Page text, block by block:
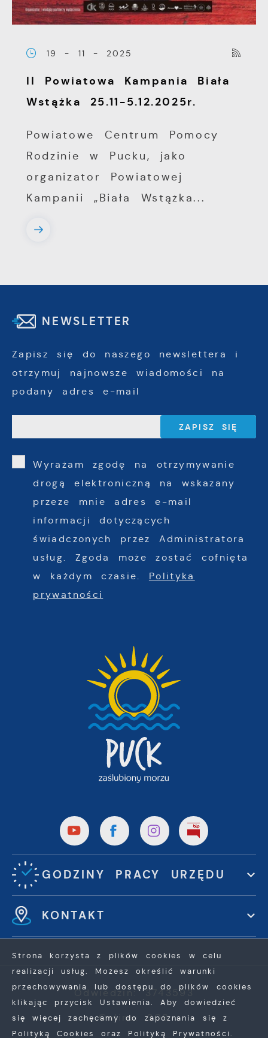
19 - 11 - 2025
II Powiatowa Kampania Biała
Wstążka 25.11-5.12.2025r.
Powiatowe Centrum Pomocy
Rodzinie w Pucku, jako
organizator Powiatowej
Kampanii „Biała Wstążka...
NEWSLETTER
Zapisz się do naszego newslettera i
otrzymuj najnowsze wiadomości na
podany adres e-mail
Wyrażam zgodę na otrzymywanie
drogą elektroniczną na wskazany
przeze mnie adres e-mail
informacji dotyczących
świadczonych przez Administratora
usług. Zgoda może zostać cofnięta
w każdym czasie. Polityka
prywatności
GODZINY PRACY URZĘDU
KONTAKT
Odwiedzin: 3743593
Online: 308
Strona korzysta z plików cookies w celu
realizacji usług. Możesz określić warunki
przechowywania lub dostępu do plików cookies
klikając przycisk Ustawienia. Aby dowiedzieć
się więcej zachęcamy do zapoznania się z
Polityką Cookies oraz Polityką Prywatności.